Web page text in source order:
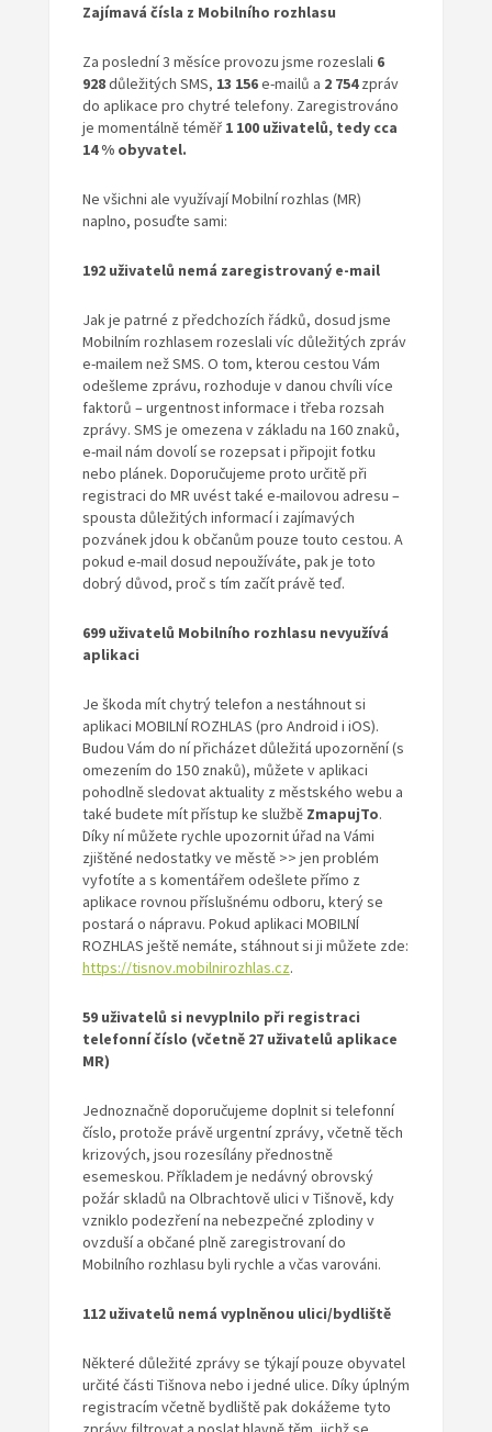
Zajímavá čísla z Mobilního rozhlasu
Za poslední 3 měsíce provozu jsme rozeslali 6
928důležitých SMS, 13 156e-mailů a 2 754zpráv
do aplikace pro chytré telefony. Zaregistrováno
je momentálně téměř 1 100 uživatelů, tedy cca
14 % obyvatel.
Ne všichni ale využívají Mobilní rozhlas (MR)
naplno, posuďte sami:
192 uživatelů nemá zaregistrovaný e-mail
Jak je patrné z předchozích řádků, dosud jsme
Mobilním rozhlasem rozeslali víc důležitých zpráv
e-mailem než SMS. O tom, kterou cestou Vám
odešleme zprávu, rozhoduje v danou chvíli více
faktorů – urgentnost informace i třeba rozsah
zprávy. SMS je omezena v základu na 160 znaků,
e-mail nám dovolí se rozepsat i připojit fotku
nebo plánek. Doporučujeme proto určitě při
registraci do MR uvést také e-mailovou adresu –
spousta důležitých informací i zajímavých
pozvánek jdou k občanům pouze touto cestou. A
pokud e-mail dosud nepoužíváte, pak je toto
dobrý důvod, proč s tím začít právě teď.
699 uživatelů Mobilního rozhlasu nevyužívá
aplikaci
Je škoda mít chytrý telefon a nestáhnout si
aplikaci MOBILNÍ ROZHLAS (pro Android i iOS).
Budou Vám do ní přicházet důležitá upozornění (s
omezením do 150 znaků), můžete v aplikaci
pohodlně sledovat aktuality z městského webu a
také budete mít přístup ke službě ZmapujTo.
Díky ní můžete rychle upozornit úřad na Vámi
zjištěné nedostatky ve městě >> jen problém
vyfotíte a s komentářem odešlete přímo z
aplikace rovnou příslušnému odboru, který se
postará o nápravu. Pokud aplikaci MOBILNÍ
ROZHLAS ještě nemáte, stáhnout si ji můžete zde:
https://tisnov.mobilnirozhlas.cz.
59 uživatelů si nevyplnilo při registraci
telefonní číslo (včetně 27 uživatelů aplikace
MR)
Jednoznačně doporučujeme doplnit si telefonní
číslo, protože právě urgentní zprávy, včetně těch
krizových, jsou rozesílány přednostně
esemeskou. Příkladem je nedávný obrovský
požár skladů na Olbrachtově ulici v Tišnově, kdy
vzniklo podezření na nebezpečné zplodiny v
ovzduší a občané plně zaregistrovaní do
Mobilního rozhlasu byli rychle a včas varováni.
112 uživatelů nemá vyplněnou ulici/bydliště
Některé důležité zprávy se týkají pouze obyvatel
určité části Tišnova nebo i jedné ulice. Díky úplným
registracím včetně bydliště pak dokážeme tyto